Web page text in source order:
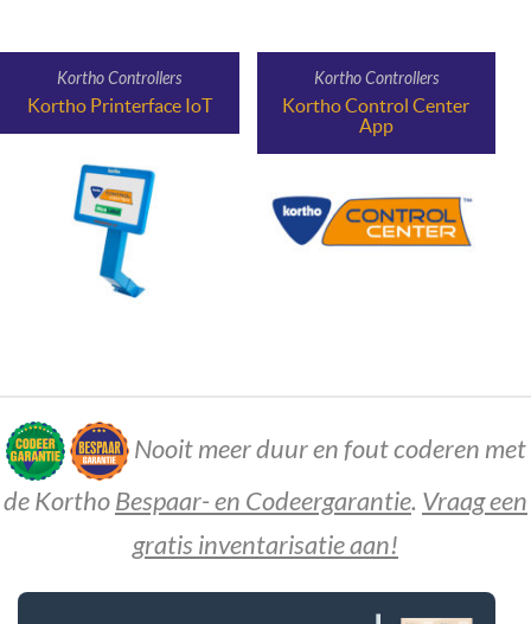
Kortho Controllers
Kortho Printerface IoT
Kortho Controllers
Kortho Control Center
App
Nooit meer duur en fout coderen met
de KorthoBespaar- en Codeergarantie. Vraag een
gratis inventarisatie aan!